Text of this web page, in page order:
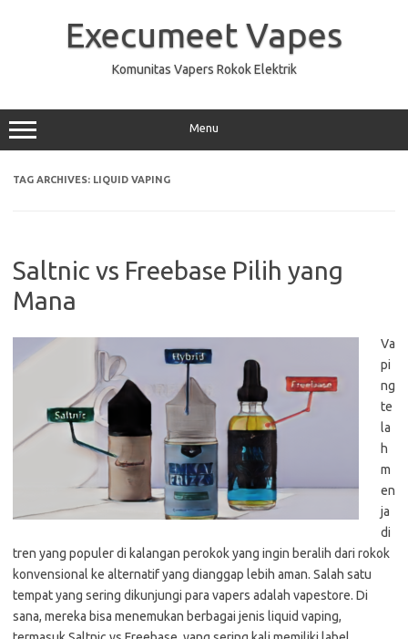
Execumeet Vapes
Komunitas Vapers Rokok Elektrik
Menu
TAG ARCHIVES: LIQUID VAPING
Saltnic vs Freebase Pilih yang
Mana
Va
pi
ng
te
la
h
m
en
ja
di
tren yang populer di kalangan perokok yang ingin beralih dari rokok
konvensional ke alternatif yang dianggap lebih aman. Salah satu
tempat yang sering dikunjungi para vapers adalah vapestore. Di
sana, mereka bisa menemukan berbagai jenis liquid vaping,